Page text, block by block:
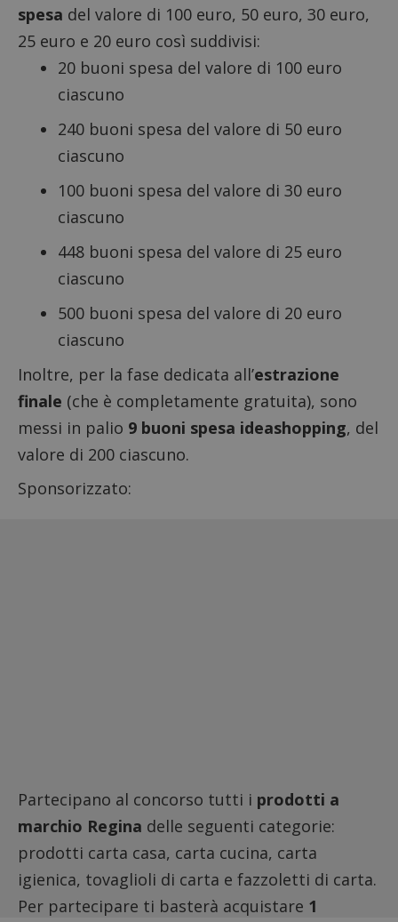
spesa del valore di 100 euro, 50 euro, 30 euro,
25 euro e 20 euro così suddivisi:
20 buoni spesa del valore di 100 euro
ciascuno
240 buoni spesa del valore di 50 euro
ciascuno
100 buoni spesa del valore di 30 euro
ciascuno
448 buoni spesa del valore di 25 euro
ciascuno
500 buoni spesa del valore di 20 euro
ciascuno
Inoltre, per la fase dedicata all’estrazione
finale (che è completamente gratuita), sono
messi in palio 9 buoni spesa ideashopping, del
valore di 200 ciascuno.
Sponsorizzato:
Partecipano al concorso tutti i prodotti a
marchio Regina delle seguenti categorie:
prodotti carta casa, carta cucina, carta
igienica, tovaglioli di carta e fazzoletti di carta.
Per partecipare ti basterà acquistare 1